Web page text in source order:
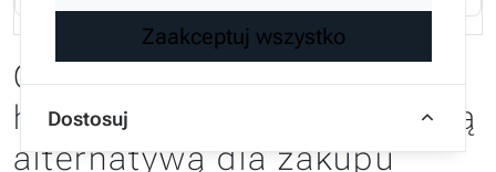
Zaakceptuj wszystko
Dostosuj
Czy regeneracja tarcz
hamulcowych jest opłacalną
alternatywą dla zakupu